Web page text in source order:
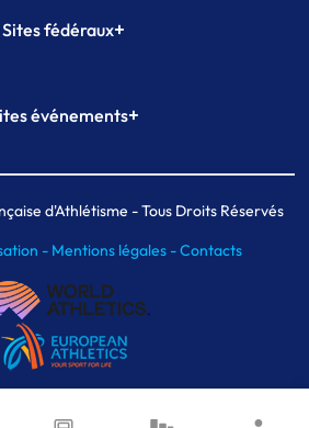
Sites fédéraux+
Formation
événements+
de Paris indoor
Ekiden de Paris
d'Athlétisme - Tous Droits Réservés
- Mentions légales -Contacts